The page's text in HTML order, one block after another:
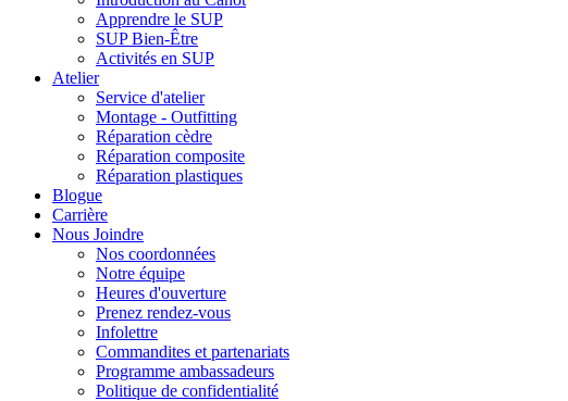
Apprendre le SUP
SUP Bien-Être
Activités en SUP
Atelier
Service d'atelier
Montage - Outfitting
Réparation cèdre
Réparation composite
Réparation plastiques
Blogue
Carrière
Nous Joindre
Nos coordonnées
Notre équipe
Heures d'ouverture
Prenez rendez-vous
Infolettre
Commandites et partenariats
Programme ambassadeurs
Politique de confidentialité